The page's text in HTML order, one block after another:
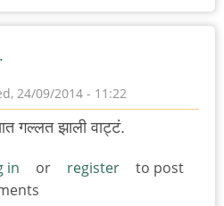
24/09/2014 - 11:22
गल्लत झाली वाट्टं.
in or register
to post